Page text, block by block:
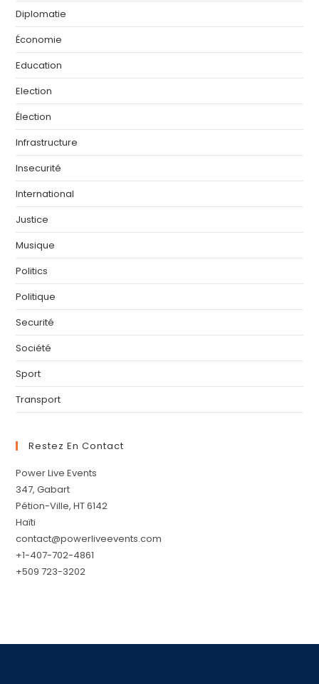
Diplomatie
Économie
Education
Election
Élection
Infrastructure
Insecurité
International
Justice
Musique
Politics
Politique
Securité
Société
Sport
Transport
Restez En Contact
Power Live Events
347, Gabart
Pétion-Ville, HT 6142
Haïti
contact@powerliveevents.com
+1-407-702-4861
+509 723-3202